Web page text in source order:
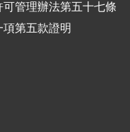
管理辦法第五十七條
第五款證明